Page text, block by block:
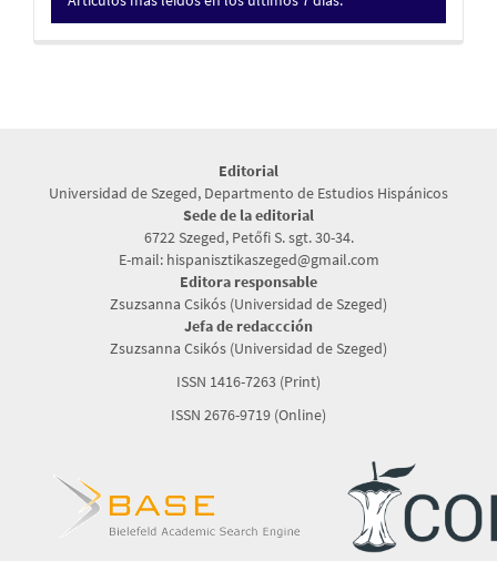
Editorial
Universidad de Szeged, Departmento de Estudios Hispánicos
Sede de la editorial
6722 Szeged, Petőfi S. sgt. 30-34.
E-mail: hispanisztikaszeged@gmail.com
Editora responsable
Zsuzsanna Csikós (Universidad de Szeged)
Jefa de redaccción
Zsuzsanna Csikós (Universidad de Szeged)
ISSN 1416-7263 (Print)
ISSN 2676-9719 (Online)